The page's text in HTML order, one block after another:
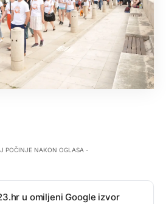
POČINJE NAKON OGLASA -
u omiljeni Google izvor